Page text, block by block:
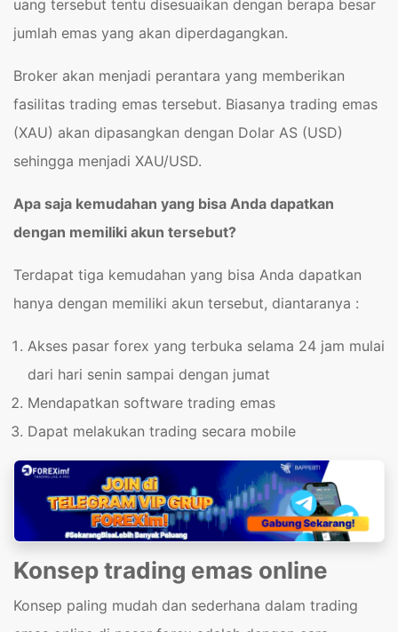
uang tersebut tentu disesuaikan dengan berapa besar
jumlah emas yang akan diperdagangkan.
Broker akan menjadi perantara yang memberikan
fasilitas trading emas tersebut. Biasanya trading emas
(XAU) akan dipasangkan dengan Dolar AS (USD)
sehingga menjadi XAU/USD.
Apa saja kemudahan yang bisa Anda dapatkan
dengan memiliki akun tersebut?
Terdapat tiga kemudahan yang bisa Anda dapatkan
hanya dengan memiliki akun tersebut, diantaranya :
Akses pasar forex yang terbuka selama 24 jam mulai
dari hari senin sampai dengan jumat
Mendapatkan software trading emas
Dapat melakukan trading secara mobile
Konsep trading emas online
Konsep paling mudah dan sederhana dalam trading